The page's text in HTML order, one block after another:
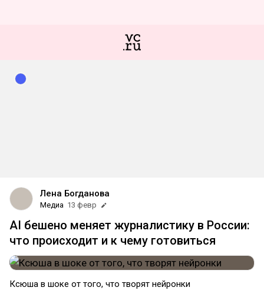
Лена Богданова
Медиа 13 февр
AI бешено меняет журналистику в России:
что происходит и к чему готовиться
Ксюша в шоке от того, что творят нейронки